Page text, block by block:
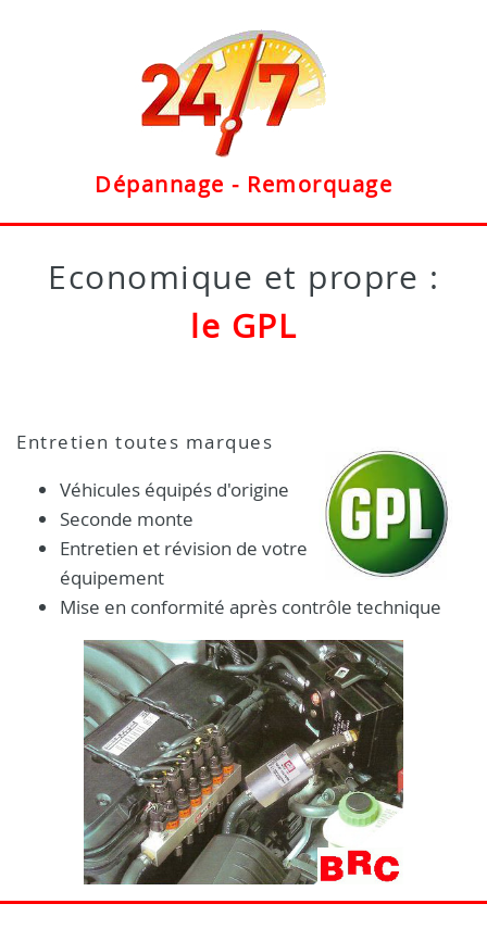
Dépannage - Remorquage
Economique et propre :
le GPL
Entretien toutes marques
Véhicules équipés d'origine
Seconde monte
Entretien et révision de votre
équipement
Mise en conformité après contrôle technique